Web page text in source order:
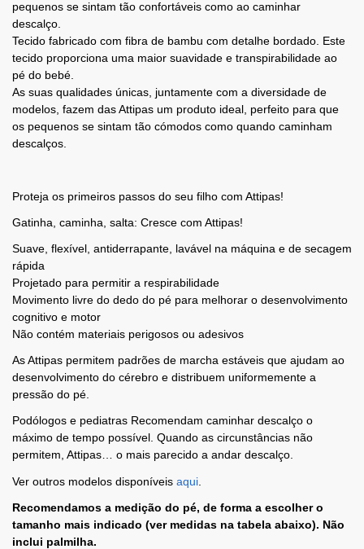
pequenos se sintam tão confortáveis como ao caminhar
descalço.
Tecido fabricado com fibra de bambu com detalhe bordado. Este
tecido proporciona uma maior suavidade e transpirabilidade ao
pé do bebé.
As suas qualidades únicas, juntamente com a diversidade de
modelos, fazem das Attipas um produto ideal, perfeito para que
os pequenos se sintam tão cómodos como quando caminham
descalços.
Proteja os primeiros passos do seu filho com Attipas!
Gatinha, caminha, salta: Cresce com Attipas!
Suave, flexível, antiderrapante, lavável na máquina e de secagem
rápida
Projetado para permitir a respirabilidade
Movimento livre do dedo do pé para melhorar o desenvolvimento
cognitivo e motor
Não contém materiais perigosos ou adesivos
As Attipas permitem padrões de marcha estáveis ​​que ajudam ao
desenvolvimento do cérebro e distribuem uniformemente a
pressão do pé.
Podólogos e pediatras Recomendam caminhar descalço o
máximo de tempo possível. Quando as circunstâncias não
permitem, Attipas… o mais parecido a andar descalço.
Ver outros modelos disponíveis aqui
Recomendamos a medição do pé, de forma a escolher o
tamanho mais indicado (ver medidas na tabela abaixo). Não
inclui palmilha.